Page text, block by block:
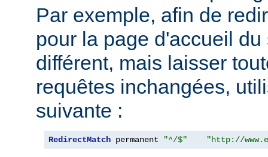
Par exemple, afin de
pour la page d'accueil
différent, mais laisser
requêtes inchangées,
suivante :
RedirectMatch permanent "^/$" "http://